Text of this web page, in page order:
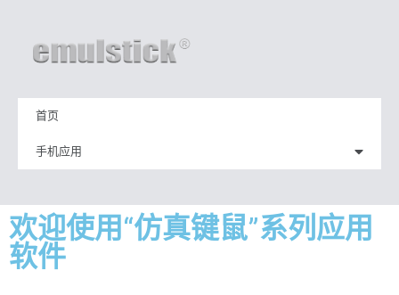
首页
手机应用
欢迎使用“仿真键鼠”系列应用
软件